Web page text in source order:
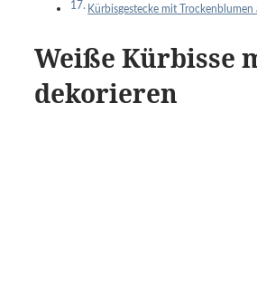
Kürbisgestecke mit Trockenblumen
Weiße Kürbisse
dekorieren